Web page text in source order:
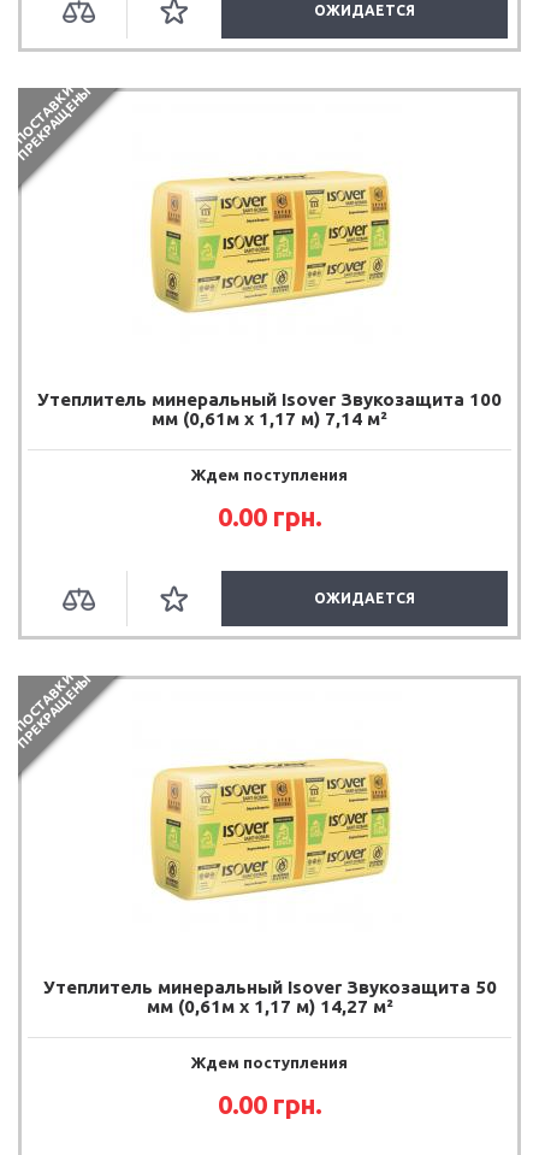
ОЖИДАЕТСЯ
П
О
С
Т
А
В
К
И
П
Р
Е
К
Р
А
Щ
Е
Н
Ы
Утеплитель минеральный Isover Звукозащита 100
мм (0,61м х 1,17 м) 7,14 м²
Ждем поступления
0.00 грн.
ОЖИДАЕТСЯ
П
О
С
Т
А
В
К
И
П
Р
Е
К
Р
А
Щ
Е
Н
Ы
Утеплитель минеральный Isover Звукозащита 50
мм (0,61м х 1,17 м) 14,27 м²
Ждем поступления
0.00 грн.